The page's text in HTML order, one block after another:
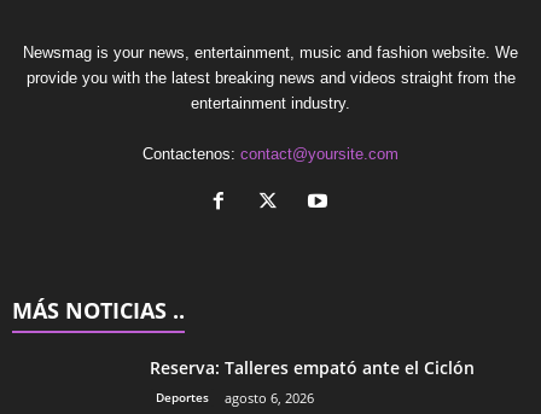
Newsmag is your news, entertainment, music and fashion website. We
provide you with the latest breaking news and videos straight from the
entertainment industry.
Contactenos: contact@yoursite.com
MÁS NOTICIAS ..
Reserva: Talleres empató ante el Ciclón
Deportes agosto 6, 2026